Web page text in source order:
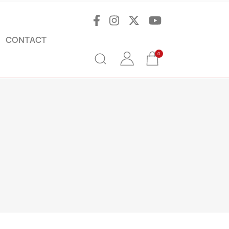
0
CONTACT